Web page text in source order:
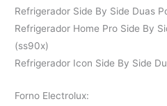
Refrigerador Side By Side Duas
Refrigerador Home Pro Side By
(ss90x)
Refrigerador Icon Side By Side
Forno Electrolux: